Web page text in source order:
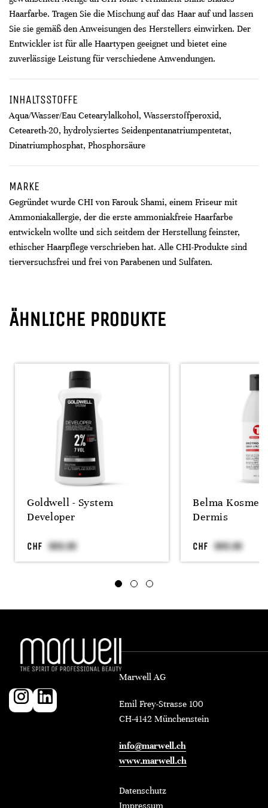
Haarfarbe. Tragen Sie die Mischung auf das Haar auf und lassen
Sie sie gemäß den Anweisungen des Herstellers einwirken. Der
Entwickler ist für alle Haartypen geeignet und bietet eine
zuverlässige Leistung für verschiedene Anwendungen.
INHALTSSTOFFE
Aqua/Wasser/Eau Cetearylalkohol, Wasserstoffperoxid,
Ceteareth-20, hydrolysiertes Seidenpentanatriumpentetat,
Dinatriumphosphat, Phosphorsäure
MARKE
Gegründet wurde CHI von Farouk Shami, einem Friseur mit
Ammoniakallergie, der die erste ammoniakfreie Haarfarbe
entwickeln wollte und sich seitdem der Herstellung feinster,
ethischer Haarpflege verschrieben hat. Alle CHI-Produkte sind
tierversuchsfrei und frei von Parabenen und Sulfaten.
ÄHNLICHE PRODUKTE
Goldwell - System
Developer
CHF
Belma
Dermis
CHF
Marwell AG
Emil Frey-Strasse 100
CH-4142 Münchenstein
info@marwell.ch
www.marwell.ch
Datenschutz
Impressum